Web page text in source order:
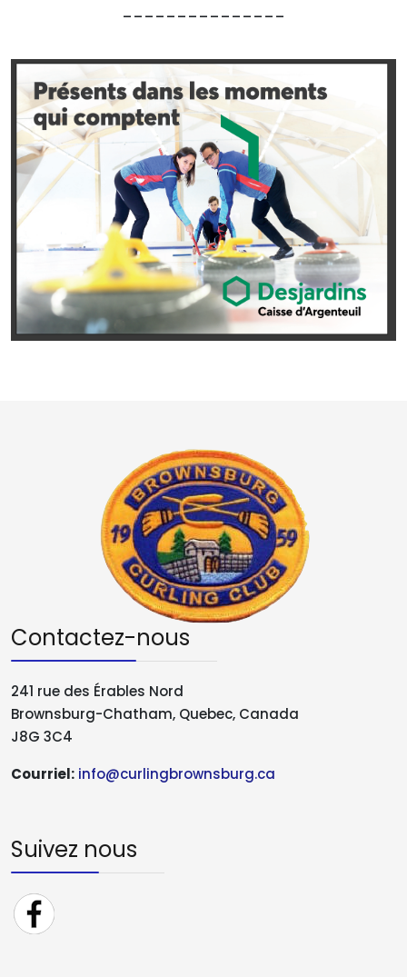
_______________
Contactez-nous
241 rue des Érables Nord
Brownsburg-Chatham, Quebec, Canada
J8G 3C4
Courriel: info@curlingbrownsburg.ca
Suivez nous